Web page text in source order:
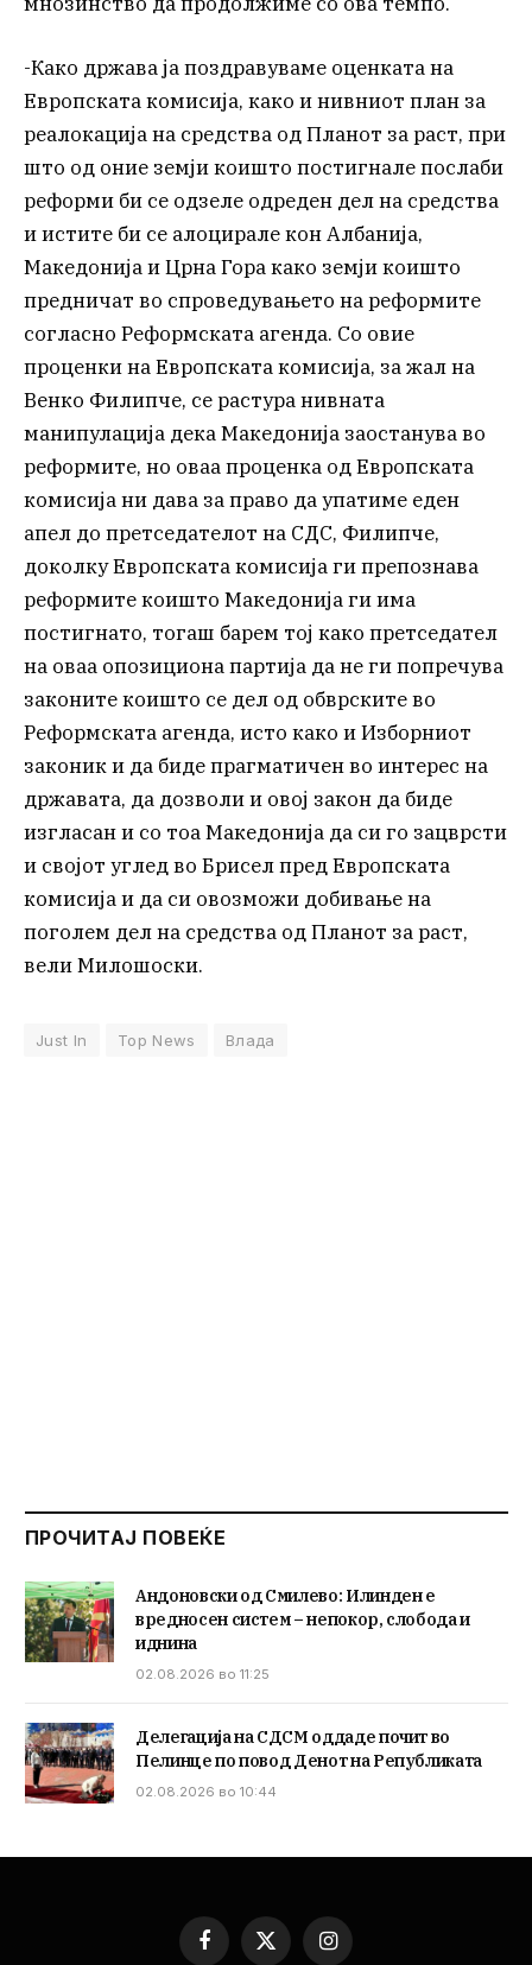
-Како држава ја поздравуваме оценката на
Европската комисија, како и нивниот план за
реалокација на средства од Планот за раст, при
што од оние земји коишто постигнале послаби
реформи би се одзеле одреден дел на средства
и истите би се алоцирале кон Албанија,
Македонија и Црна Гора како земји коишто
предничат во спроведувањето на реформите
согласно Реформската агенда. Со овие
проценки на Европската комисија, за жал на
Венко Филипче, се растура нивната
манипулација дека Македонија заостанува во
реформите, но оваа проценка од Европската
комисија ни дава за право да упатиме еден
апел до претседателот на СДС, Филипче,
доколку Европската комисија ги препознава
реформите коишто Македонија ги има
постигнато, тогаш барем тој како претседател
на оваа опозициона партија да не ги попречува
законите коишто се дел од обврските во
Реформската агенда, исто како и Изборниот
законик и да биде прагматичен во интерес на
државата, да дозволи и овој закон да биде
изгласан и со тоа Македонија да си го зацврсти
и својот углед во Брисел пред Европската
комисија и да си овозможи добивање на
поголем дел на средства од Планот за раст,
вели Милошоски.
Just In Top News Влада
ПРОЧИТАЈ ПОВЕЌЕ
Андоновски од Смилево: Илинден е
вредносен систем – непокор, слобода и
иднина
02.08.2026 во 11:25
Делегација на СДСМ оддаде почит во
Пелинце по повод Денот на Републиката
02.08.2026 во 10:44
Facebook
X
Instagram